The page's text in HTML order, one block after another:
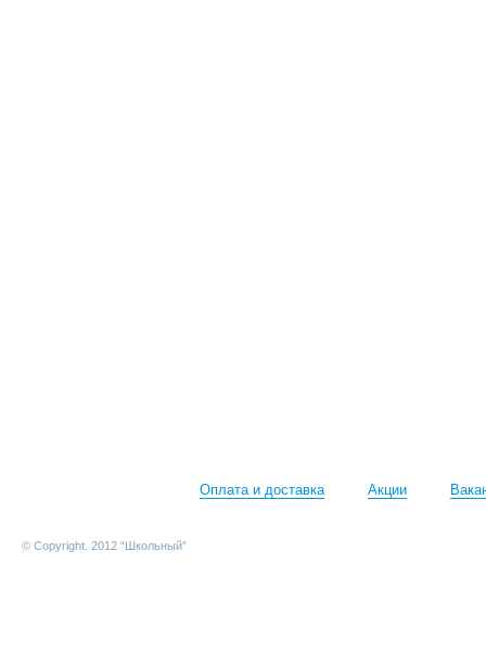
Оплата и доставка Акции
© Copyright. 2012 “Школьный”